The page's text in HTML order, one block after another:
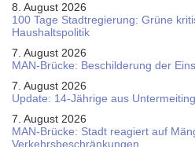
8. August 2026
100 Tage Stadtregierung: Grüne
Haushaltspolitik
7. August 2026
MAN-Brücke: Beschilderung der
7. August 2026
Update: 14-Jährige aus
7. August 2026
MAN-Brücke: Stadt reagiert auf
Verkehrsbeschränkungen